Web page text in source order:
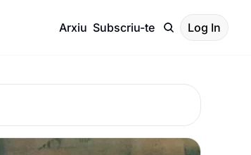
Arxiu Subscriu-te Log In